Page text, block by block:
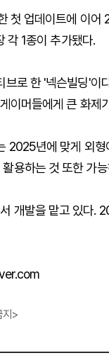
첫 업데이트에 이
각 1종이 추가됐다.
로 한 '넥슨빌딩'이
이머들에게 큰 화제
2025년에 맞게 외
용하는 것 또한 가
개발을 맡고 있다.
지>